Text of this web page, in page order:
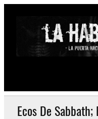
Saltar
Psychedelic, Stoner,
Ecos De